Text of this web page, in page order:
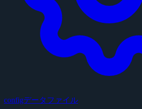
configデータファイル